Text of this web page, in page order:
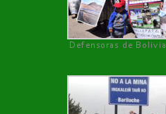
Defensoras de Bolivia